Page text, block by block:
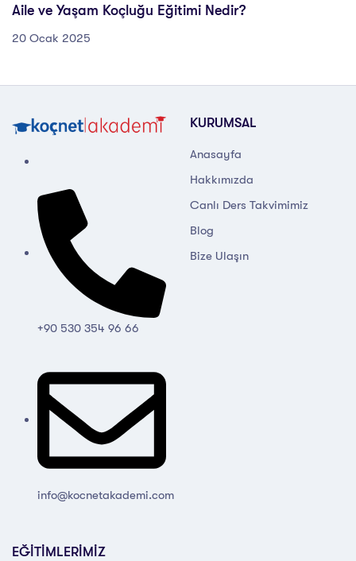
Aile ve Yaşam Koçluğu Eğitimi Nedir?
20 Ocak 2025
+90 530 354 96 66
info@kocnetakademi.com
KURUMSAL
Anasayfa
Hakkımızda
Canlı Ders Takvimimiz
Blog
Bize Ulaşın
EĞİTİMLERİMİZ